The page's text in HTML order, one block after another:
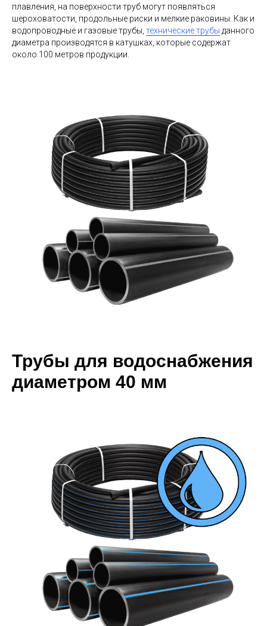
плавления, на поверхности труб могут появляться
шероховатости, продольные риски и мелкие раковины. Как и
водопроводные и газовые трубы, технические трубы данного
диаметра производятся в катушках, которые содержат
около 100 метров продукции.
Трубы для водоснабжения
диаметром 40 мм